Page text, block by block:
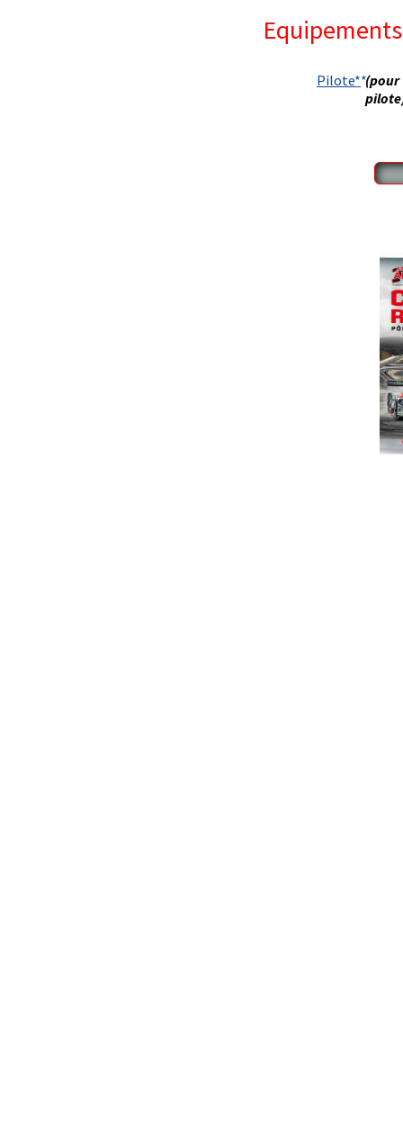
Pilote**